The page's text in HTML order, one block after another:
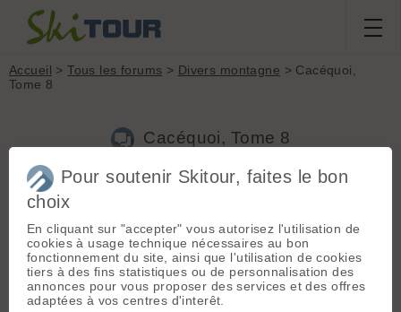
Accueil >Tous les forums > Divers montagne > Cacéquoi,
Tome 8
Cacéquoi, Tome 8
Aller à la page :
227...453 Suivante
Nouveau sujet Voir tous les sujets Chercher Archives
S
sebast38[33posts] - Le 08/11/2023 13:43
Merci lemich !
Pour soutenir Skitour, faites le bon
choix
En cliquant sur "accepter" vous autorisez l'utilisation de
cookies à usage technique nécessaires au bon
fonctionnement du site, ainsi que l'utilisation de cookies
tiers à des fins statistiques ou de personnalisation des
annonces pour vous proposer des services et des offres
adaptées à vos centres d'interêt.